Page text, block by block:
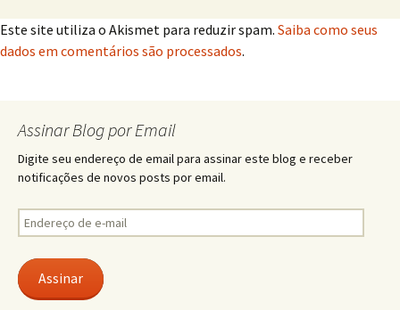
Este site utiliza o Akismet para reduzir spam. Saiba como seus
dados em comentários são processados.
Assinar Blog por Email
Digite seu endereço de email para assinar este blog e receber
notificações de novos posts por email.
Endereço
de
mail Assinar